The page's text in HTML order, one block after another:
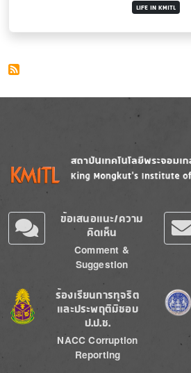
LIFE IN KMITL
Image
ข้อเสนอแนะ/ความ
คิดเห็น
Comment &
Suggestion
Image
ร้องเรียนการทุจริต
และประพฤติมิชอบ
ป.ป.ช.
NACC Corruption
Reporting
Image